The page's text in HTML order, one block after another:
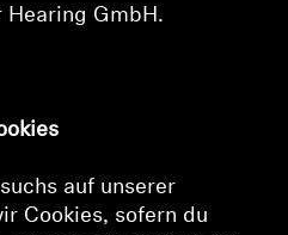
Hearing GmbH.
auf unserer
Cookies, sofern du